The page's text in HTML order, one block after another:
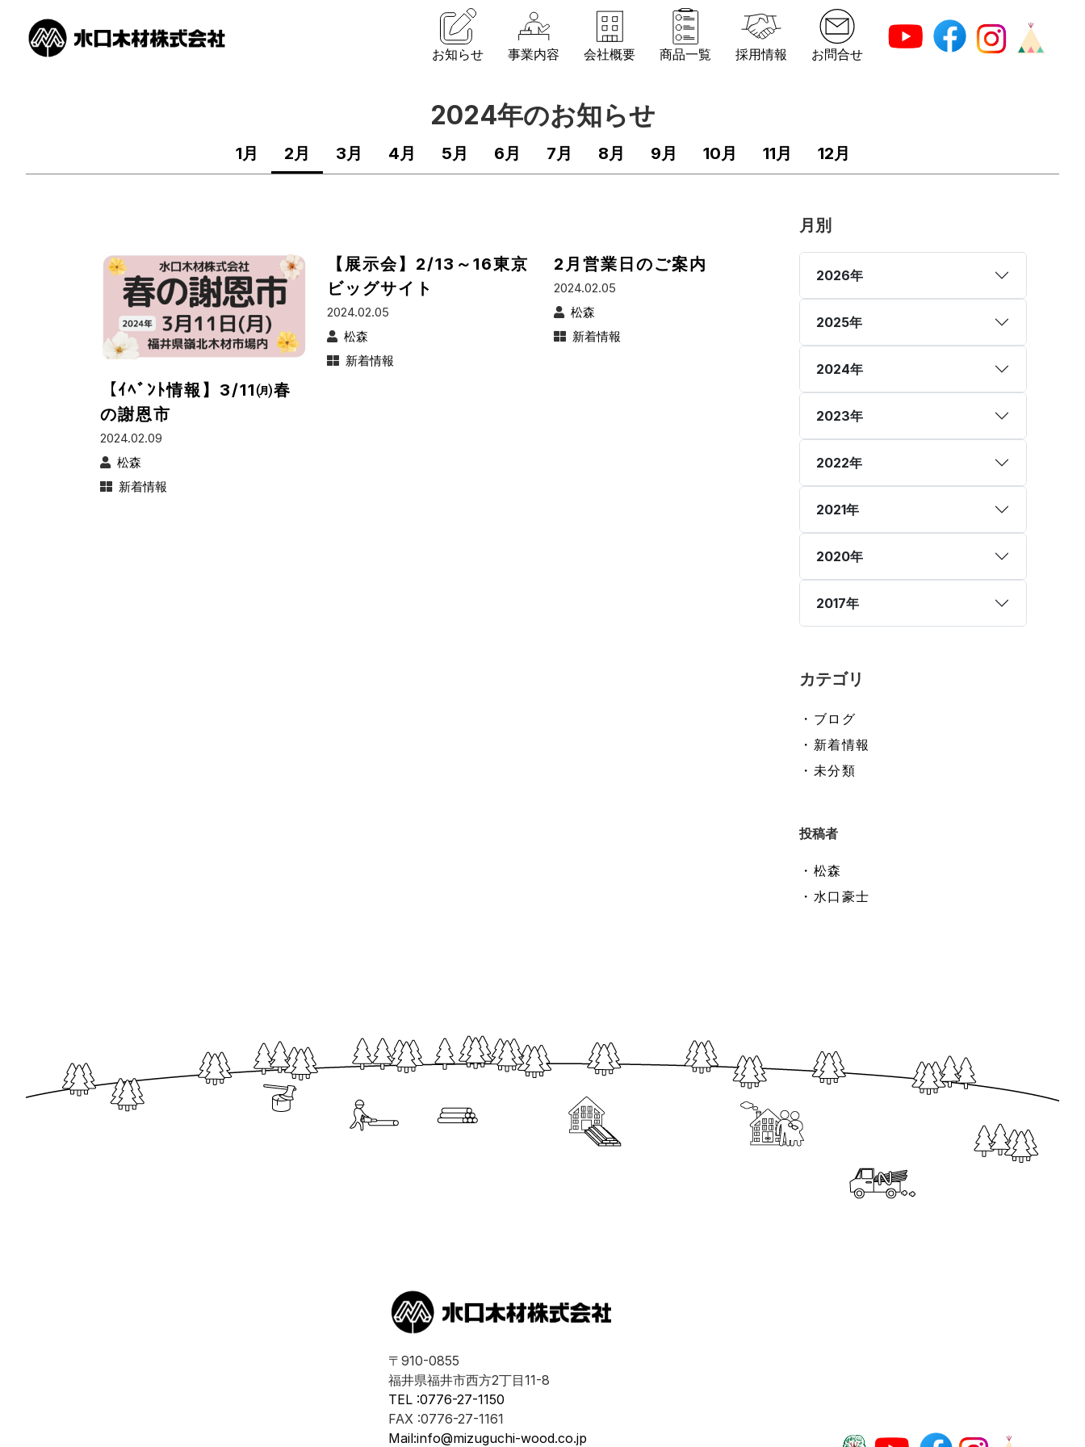
お知らせ 事業内容 会社概要 商品一覧 採用情報 お問合せ
2024年のお知らせ
1月 2月 3月 4月 5月 6月 7月 8月 9月 10月 11月 12月
【ｲﾍﾞﾝﾄ情報】3/11㈪春
の謝恩市
2024.02.09
松森
新着情報
【展示会】2/13～16東京
ビッグサイト
2024.02.05
松森
新着情報
2月営業日のご案内
2024.02.05
松森
新着情報
月別
2026年
2025年
2024年
2023年
2022年
2021年
2020年
2017年
カテゴリ
・ブログ
・新着情報
・未分類
投稿者
・松森
・水口豪士
〒910-0855
福井県福井市西方2丁目11-8
TEL :0776-27-1150
FAX :0776-27-1161
Mail:info@mizuguchi-wood.co.jp